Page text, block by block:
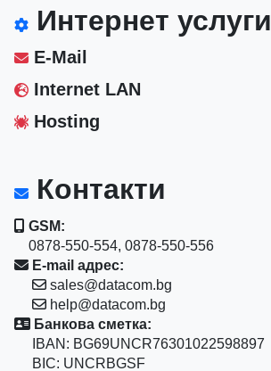
Интернет услуги
E-Mail
Internet LAN
Hosting
Контакти
GSM:
0878-550-554, 0878-550-556
E-mail адрес:
sales@datacom.bg
help@datacom.bg
Банкова сметка:
IBAN: BG69UNCR76301022598897
BIC: UNCRBGSF